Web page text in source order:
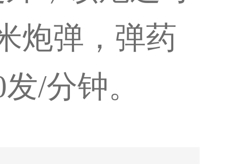
炮弹，弹药
/分钟。